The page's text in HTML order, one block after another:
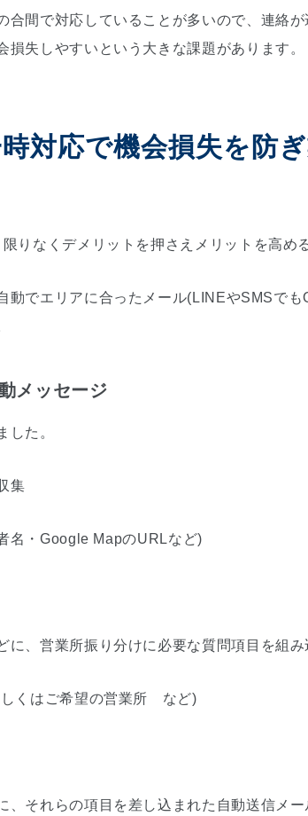
合間で対応していることが多いので、連絡
損失しやすいという大きな課題があります。
対応で機会損失を防
りなくデメリットを押さえメリットを高め
動でエリアに合ったメール(LINEやSMSでも
メッセージ
した。
集
名・Google MapのURLなど)
に、営業所振り分けに必要な質問項目を組み
くはご希望の営業所 など)
、それらの項目を差し込まれた自動送信メ